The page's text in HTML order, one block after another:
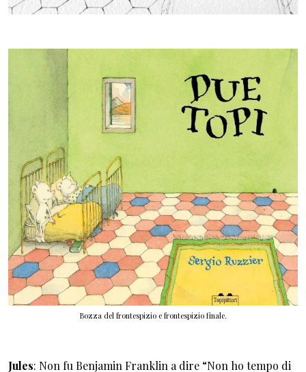
Bozza del frontespizio e frontespizio finale.
Jules: Non fu Benjamin Franklin a dire “Non ho tempo di